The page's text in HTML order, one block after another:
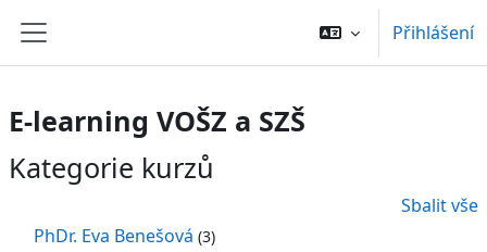
Boční panel
Přihlášení
E-learning VOŠZ a SZŠ
Kategorie kurzů
Sbalit vše
PhDr. Eva Benešová (3)